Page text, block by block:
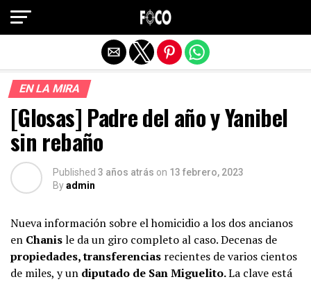
EN LA MIRA
[Glosas] Padre del año y Yanibel
sin rebaño
Published 3 años atrás on 13 febrero, 2023
Byadmin
Nueva información sobre el homicidio a los dos ancianos
en Chanisle da un giro completo al caso. Decenas de
propiedades, transferencias recientes de varios cientos
de miles, y un diputado de San Miguelito.La clave está
Salir de la versión móvil